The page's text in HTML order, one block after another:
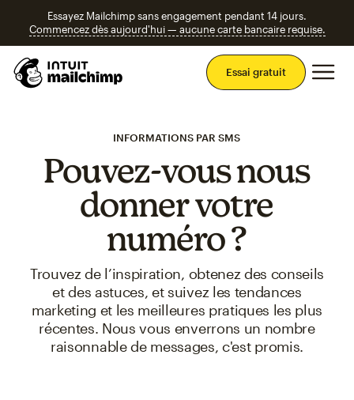
Essayez Mailchimp sans engagement pendant 14 jours.
Commencez dès aujourd'hui — aucune carte bancaire requise.
Essai gratuit
INFORMATIONS PAR SMS
Pouvez-vous nous
donner votre
numéro ?
Trouvez de l’inspiration, obtenez des conseils
et des astuces, et suivez les tendances
marketing et les meilleures pratiques les plus
récentes. Nous vous enverrons un nombre
raisonnable de messages, c'est promis.